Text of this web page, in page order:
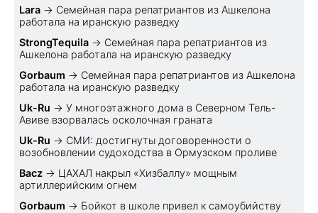
Lara → Семейная пара репатриантов из Ашкелона
работала на иранскую разведку
StrongTequila → Семейная пара репатриантов из
Ашкелона работала на иранскую разведку
Gorbaum → Семейная пара репатриантов из Ашкелона
работала на иранскую разведку
Uk-Ru → У многоэтажного дома в Северном Тель-
Авиве взорвалась осколочная граната
Uk-Ru → СМИ: достигнуты договоренности о
возобновлении судоходства в Ормузском проливе
Bacz → ЦАХАЛ накрыл «Хизбаллу» мощным
артиллерийским огнем
Gorbaum → Бойкот в школе привел к самоубийству